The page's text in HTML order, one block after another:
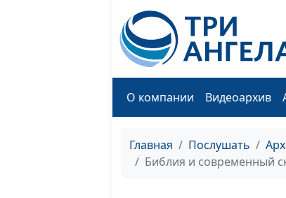
О компании Видеоархив
Главная Послушать
Библия и современный